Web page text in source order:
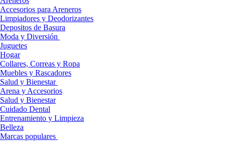
Accesorios para Areneros
Limpiadores y Deodorizantes
Depositos de Basura
Moda y Diversión
Juguetes
Hogar
Collares, Correas y Ropa
Muebles y Rascadores
Salud y Bienestar
Arena y Accesorios
Salud y Bienestar
Cuidado Dental
Entrenamiento y Limpieza
Belleza
Marcas populares